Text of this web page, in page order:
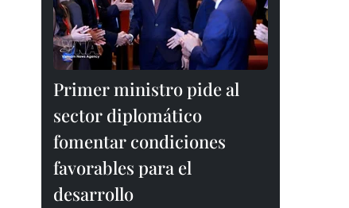
Primer ministro pide al
sector diplomático
fomentar condiciones
favorables para el
desarrollo